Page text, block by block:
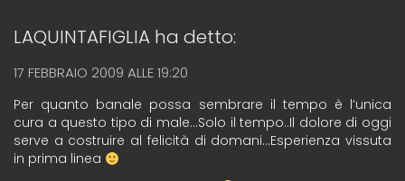
LAQUINTAFIGLIA ha detto:
17 FEBBRAIO 2009 ALLE 19:20
Per quanto banale possa sembrare il tempo è l’unica
cura a questo tipo di male…Solo il tempo..Il dolore di oggi
serve a costruire al felicità di domani…Esperienza vissuta
in prima linea